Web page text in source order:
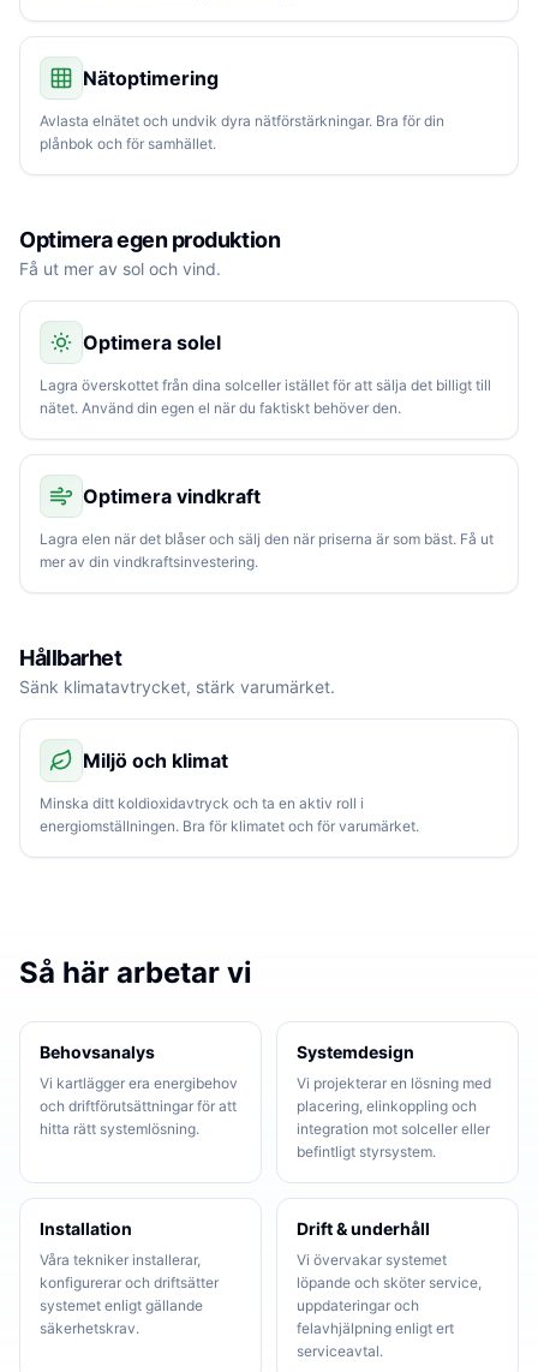
Nätoptimering
Avlasta elnätet och undvik dyra nätförstärkningar. Bra för din
plånbok och för samhället.
Optimera egen produktion
Få ut mer av sol och vind.
Optimera solel
Lagra överskottet från dina solceller istället för att sälja det billigt till
nätet. Använd din egen el när du faktiskt behöver den.
Optimera vindkraft
Lagra elen när det blåser och sälj den när priserna är som bäst. Få ut
mer av din vindkraftsinvestering.
Hållbarhet
Sänk klimatavtrycket, stärk varumärket.
Miljö och klimat
Minska ditt koldioxidavtryck och ta en aktiv roll i
energiomställningen. Bra för klimatet och för varumärket.
Så här arbetar vi
Behovsanalys
Vi kartlägger era energibehov
och driftförutsättningar för att
hitta rätt systemlösning.
Systemdesign
Vi projekterar en lösning med
placering, elinkoppling och
integration mot solceller eller
befintligt styrsystem.
Installation
Våra tekniker installerar,
konfigurerar och driftsätter
systemet enligt gällande
säkerhetskrav.
Drift & underhåll
Vi övervakar systemet
löpande och sköter service,
uppdateringar och
felavhjälpning enligt ert
serviceavtal.